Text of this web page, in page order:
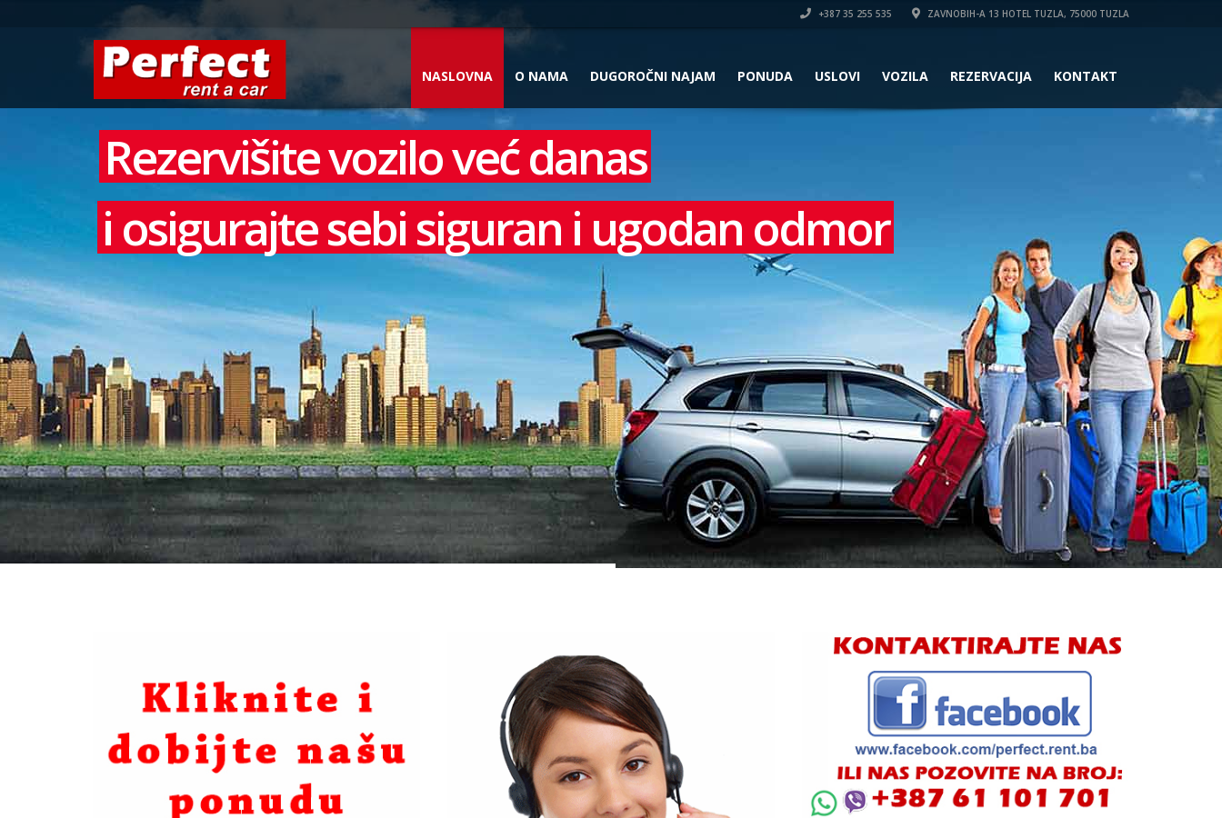
+387 35 255 535 ZAVNOBIH-A 13 HOTEL TUZLA, 75000 TUZLA
NASLOVNA O NAMA DUGOROČNI NAJAM PONUDA USLOVI VOZILA REZERVACIJA KONTAKT
Rezervišite vozilo već danas
i osigurajte sebi siguran i ugodan odmor